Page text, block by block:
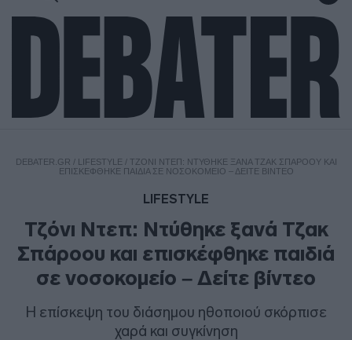
DEBATER.GR / LIFESTYLE / ΤΖΌΝΙ ΝΤΕΠ: ΝΤΎΘΗΚΕ ΞΑΝΆ ΤΖΑΚ ΣΠΆΡΟΟΥ ΚΑΙ
ΕΠΙΣΚΈΦΘΗΚΕ ΠΑΙΔΙΆ ΣΕ ΝΟΣΟΚΟΜΕΊΟ – ΔΕΊΤΕ ΒΊΝΤΕΟ
LIFESTYLE
Τζόνι Ντεπ: Ντύθηκε ξανά Τζακ
Σπάροου και επισκέφθηκε παιδιά
σε νοσοκομείο – Δείτε βίντεο
Η επίσκεψη του διάσημου ηθοποιού σκόρπισε
χαρά και συγκίνηση